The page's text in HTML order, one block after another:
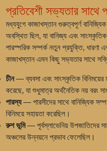
প্রতিবেশী সভ্যতার সাথে
মধ্যযুগে কাজাখস্তান গুরুত্বপূর্ণ
অবস্থিত ছিল, যা বানিজ্য এবং
পারস্পরিক সম্পর্ক নতুন প্রযুক্তি, ধারণা
কাজাখস্তান এমন কিছু সভ্যতার সাথে
চীন— ব্যবসা এবং সাংস্কৃতিক বিনিময়ের
করেছে, যা শুধুমাত্র অর্থনৈতিক নয় বরং
পারস্য— পারসীদের সাথে বানিজ্যিক
বিনিময়ে সহায়তা করেছিল।
রুশ ভূমি— পূর্বস্লাভেনিয় উপজাতিদের
অঞ্চলের উন্নয়নে প্রভাব ফেলেছিল।